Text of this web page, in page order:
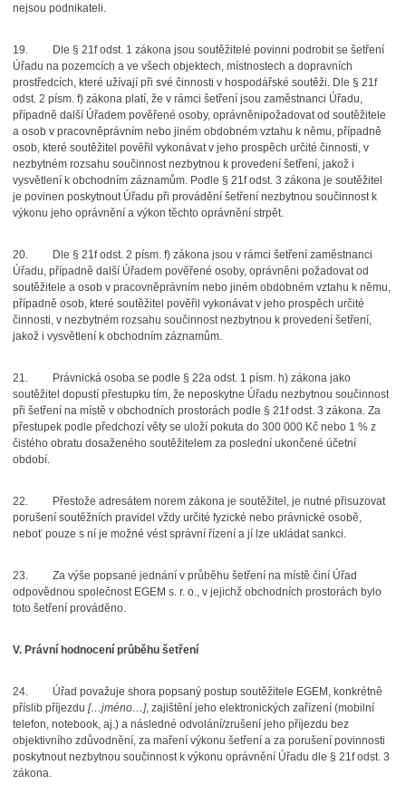
nejsou podnikateli.
19.
Dle § 21f odst. 1 zákona jsou soutěžitelé povinni podrobit se šetření
Úřadu na pozemcích a ve všech objektech, místnostech a dopravních
prostředcích, které užívají při své činnosti v hospodářské soutěži. Dle § 21f
odst. 2 písm. f) zákona platí, že v rámci šetření jsou zaměstnanci Úřadu,
případně další Úřadem pověřené osoby, oprávněnipožadovat od soutěžitele
a osob v pracovněprávním nebo jiném obdobném vztahu k němu, případně
osob, které soutěžitel pověřil vykonávat v jeho prospěch určité činnosti, v
nezbytném rozsahu součinnost nezbytnou k provedení šetření, jakož i
vysvětlení k obchodním záznamům. Podle § 21f odst. 3 zákona je soutěžitel
je povinen poskytnout Úřadu při provádění šetření nezbytnou součinnost k
výkonu jeho oprávnění a výkon těchto oprávnění strpět.
20.
Dle § 21f odst. 2 písm. f) zákona jsou v rámci šetření zaměstnanci
Úřadu, případně další Úřadem pověřené osoby, oprávněni požadovat od
soutěžitele a osob v pracovněprávním nebo jiném obdobném vztahu k němu,
případně osob, které soutěžitel pověřil vykonávat v jeho prospěch určité
činnosti, v nezbytném rozsahu součinnost nezbytnou k provedení šetření,
jakož i vysvětlení k obchodním záznamům.
21.
Právnická osoba se podle § 22a odst. 1 písm. h) zákona jako
soutěžitel dopustí přestupku tím, že neposkytne Úřadu nezbytnou součinnost
při šetření na místě v obchodních prostorách podle § 21f odst. 3 zákona. Za
přestupek podle předchozí věty se uloží pokuta do 300 000 Kč nebo 1 % z
čistého obratu dosaženého soutěžitelem za poslední ukončené účetní
období.
22.
Přestože adresátem norem zákona je soutěžitel, je nutné přisuzovat
porušení soutěžních pravidel vždy určité fyzické nebo právnické osobě,
neboť pouze s ní je možné vést správní řízení a jí lze ukládat sankci.
23.
Za výše popsané jednání v průběhu šetření na místě činí Úřad
odpovědnou společnost EGEM s. r. o., v jejichž obchodních prostorách bylo
toto šetření prováděno.
V. Právní hodnocení průběhu šetření
24.
Úřad považuje shora popsaný postup soutěžitele EGEM, konkrétně
příslib příjezdu […jméno…], zajištění jeho elektronických zařízení (mobilní
telefon, notebook, aj.) a následné odvolání/zrušení jeho příjezdu bez
objektivního zdůvodnění, za maření výkonu šetření a za porušení povinnosti
poskytnout nezbytnou součinnost k výkonu oprávnění Úřadu dle § 21f odst. 3
zákona.